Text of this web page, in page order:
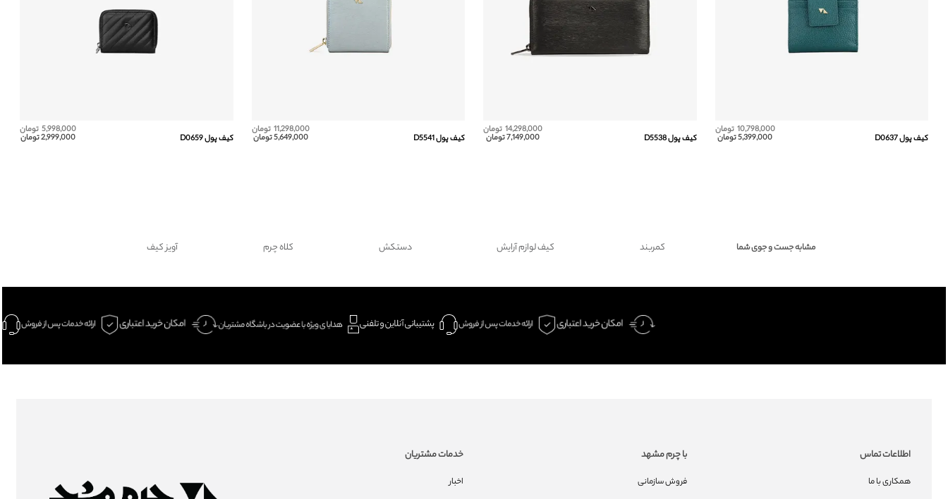
کیف پول D0659
5,998,000 تومان
2,999,000 تومان کیف پول D5541
11,298,000 تومان
5,649,000 تومان کیف پول D5538
14,298,000 تومان
7,149,000 تومان کیف پول D0637
10,798,000 تومان
5,399,000 تومان
مشابه جست و جوی شما کمربند کیف لوازم آرایش دستکش کلاه چرم آویز کیف
اطلاعات تماس
همکاری با ما
با چرم مشهد
فروش سازمانی
خدمات مشتریان
اخبار